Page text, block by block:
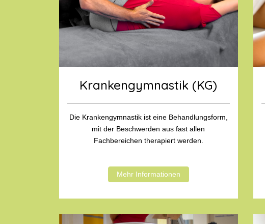
Krankengymnastik (KG)
Die Krankengymnastik ist eine Behandlungsform,
mit der Beschwerden aus fast allen
Fachbereichen therapiert werden.
Mehr Informationen